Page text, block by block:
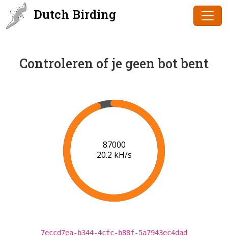
Dutch Birding
Controleren of je geen bot bent
89000
20.3 kH/s
7eccd7ea-b344-4cfc-b88f-5a7943ec4dad